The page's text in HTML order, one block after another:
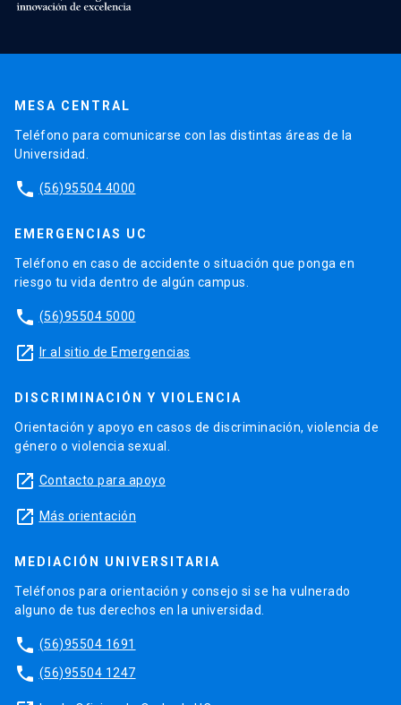
MESA CENTRAL
Teléfono para comunicarse con las distintas áreas de la
Universidad.
phone (56)95504 4000
EMERGENCIAS UC
Teléfono en caso de accidente o situación que ponga en
riesgo tu vida dentro de algún campus.
phone (56)95504 5000
launch Ir al sitio de Emergencias
DISCRIMINACIÓN Y VIOLENCIA
Orientación y apoyo en casos de discriminación, violencia de
género o violencia sexual.
launch Contacto para apoyo
launch Más orientación
MEDIACIÓN UNIVERSITARIA
Teléfonos para orientación y consejo si se ha vulnerado
alguno de tus derechos en la universidad.
phone (56)95504 1691
phone (56)95504 1247